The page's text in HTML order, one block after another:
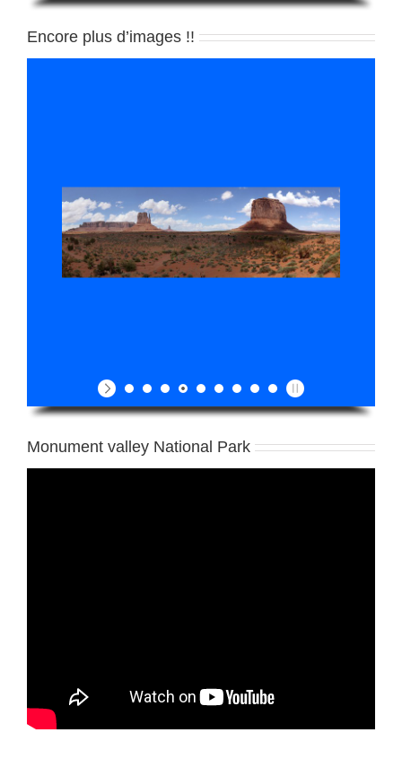
Encore plus d’images !!
Monument valley National Park